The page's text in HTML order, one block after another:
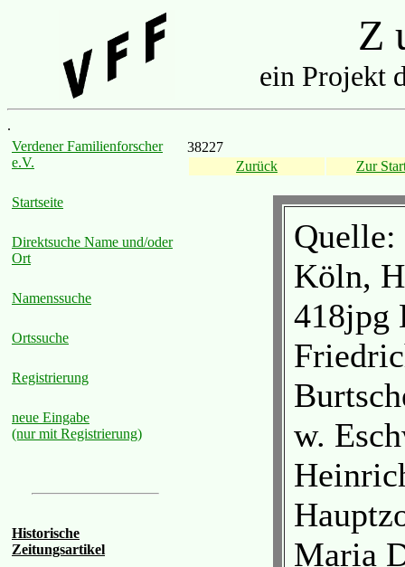
Z
ein Projekt
.
Verdener Familienforscher
e.V.
Startseite
Direktsuche Name und/oder
Ort
Namenssuche
Ortssuche
Registrierung
neue Eingabe
(nur mit Registrierung)
Historische
Zeitungsartikel
38227
Zurück
Zur
Köln,
418jpg
w.
Maria